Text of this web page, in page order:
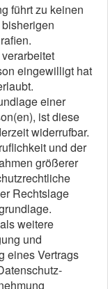
führt zu keinen
eingewilligt hat
einer
ist diese
widerrufbar.
und der
größerer
Rechtslage
weitere
und
eines Vertrags